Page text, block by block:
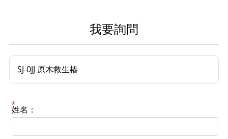
我要詢問
SJ-0JJ 原木救生樁
姓名：